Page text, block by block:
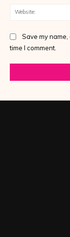
Save my
time I comment.